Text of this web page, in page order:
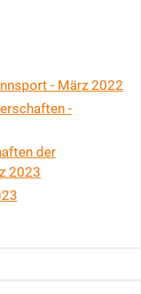
- März 2022
-
der
2023